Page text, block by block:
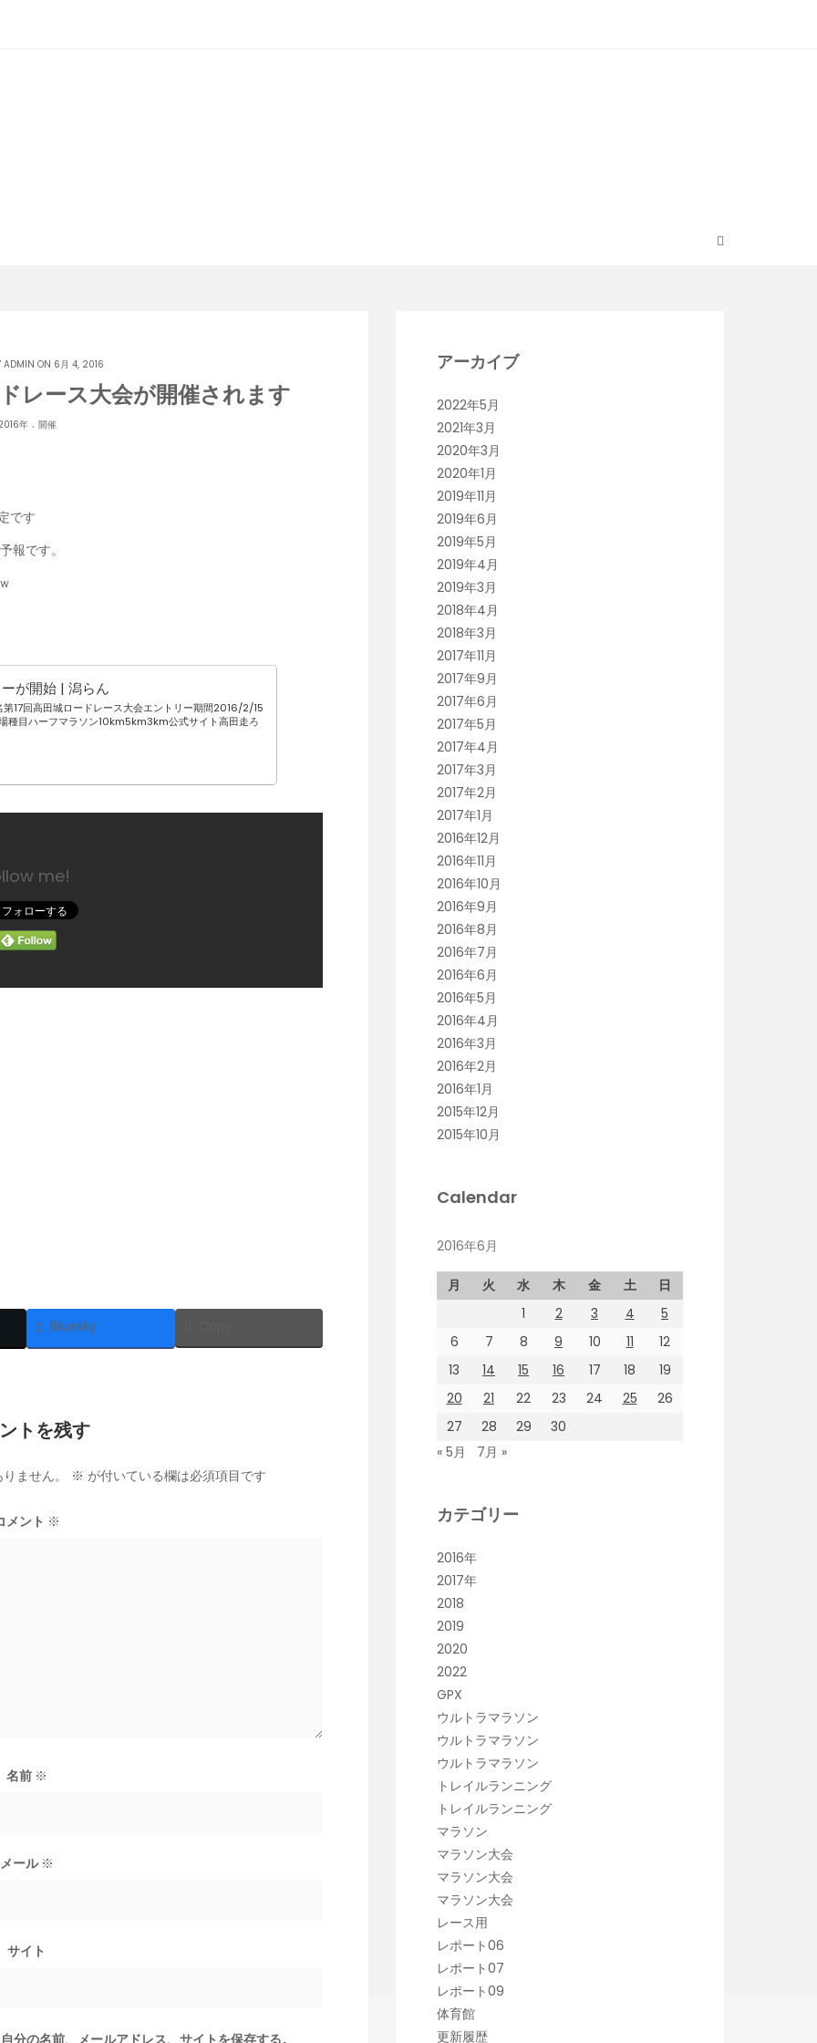
ADMIN ON 6月 4, 2016
レース大会が開催されます
年. 開催
です
報です。
が開始 | 潟らん
17回高田城ロードレース大会エントリー期間2016/2/15
目ハーフマラソン10km5km3km公式サイト高田走ろ
me!
Bluesky
トを残す
ません。 ※ が付いている欄は必須項目です
メント ※
名前 ※
メール ※
サイト
分の名前、メールアドレス、サイトを保存する。
アーカイブ
2022年5月
2021年3月
2020年3月
2020年1月
2019年11月
2019年6月
2019年5月
2019年4月
2019年3月
2018年4月
2018年3月
2017年11月
2017年9月
2017年6月
2017年5月
2017年4月
2017年3月
2017年2月
2017年1月
2016年12月
2016年11月
2016年10月
2016年9月
2016年8月
2016年7月
2016年6月
2016年5月
2016年4月
2016年3月
2016年2月
2016年1月
2015年12月
2015年10月
Calendar
2016年6月
月 火 水 木 金 土
日
1
2 3 4
5
6
7 8 9 10 11
12
13
14 15 16 17 18
19
20
21 22 23 24 25
26
27
28 29
30
« 5月
7月 »
カテゴリー
2016年
2017年
2018
2019
2020
2022
GPX
ウルトラマラソン
ウルトラマラソン
ウルトラマラソン
トレイルランニング
トレイルランニング
マラソン
マラソン大会
マラソン大会
マラソン大会
レース用
レポート06
レポート07
レポート09
体育館
更新履歴